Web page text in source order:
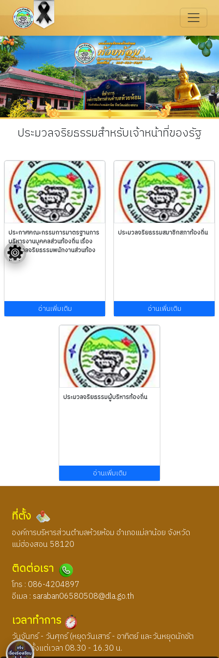
ประมวลจริยธรรมสำหรับเจ้าหน้าที่ของรัฐ
ประกาศคณะกรรมการมาตรฐานการ
บริหารงานบุคคลส่วนท้องถิ่น เรื่อง
ประมวลจริยธรรมพนักงานส่วนท้อง
ถิ่น...
อ่านเพิ่มเติม
ประมวลจริยธรรมสมาชิกสภาท้องถิ่น
อ่านเพิ่มเติม
ประมวลจริยธรรมผู้บริหารท้องถิ่น
อ่านเพิ่มเติม
ที่ตั้ง
องค์การบริหารส่วนตำบลห้วยห้อม อำเภอแม่ลาน้อย จังหวัด
แม่ฮ่องสอน 58120
ติดต่อเรา
โทร : 086-4204897
อีเมล : saraban06580508@dla.go.th
เวลาทำการ
วันจันทร์ - วันศุกร์ (หยุดวันเสาร์ - อาทิตย์ และวันหยุดนักขัต
ฤกษ์) ตั้งแต่เวลา 08.30 - 16.30 น.